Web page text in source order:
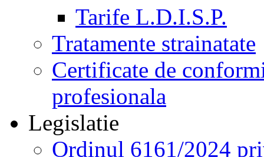
Tarife L.D.I.S.P.
Tratamente strainatate
Certificate de
profesionala
Legislatie
Ordinul 6161/2024